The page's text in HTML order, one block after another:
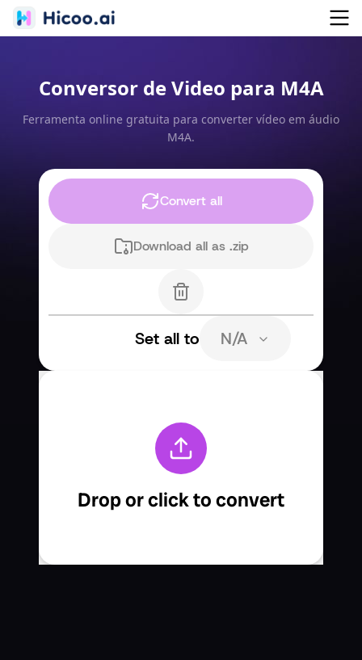
Conversor de Video para M4A
Ferramenta online gratuita para converter vídeo em áudio
M4A.